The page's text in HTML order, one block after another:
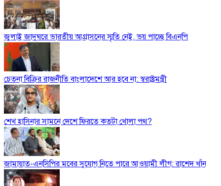
জুলাই জাদুঘরে ভারতীয় আগ্রাসনের স্মৃতি নেই, ভয় পাচ্ছে বিএনপি
চেতনা বিক্রির রাজনীতি বাংলাদেশে আর হবে না: স্বরাষ্ট্রমন্ত্রী
শেখ হাসিনার সামনে দেশে ফিরতে কতটা খোলা পথ?
জামায়াত-এনসিপির মবের সুযোগ নিতে পারে আওয়ামী লীগ: রাশেদ খাঁন